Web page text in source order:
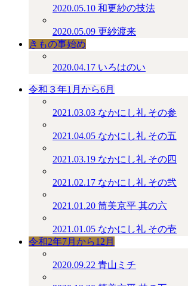
2020.05.10 和更紗の技法
2020.05.09 更紗渡来
きもの事始め
2020.04.17 いろはのい
令和３年1月から6月
2021.03.03 なかにし礼 その参
2021.04.05 なかにし礼 その五
2021.03.19 なかにし礼 その四
2021.02.17 なかにし礼 その弐
2021.01.20 筒美京平 其の六
2021.01.05 なかにし礼 その壱
令和2年7月から12月
2020.09.22 青山ミチ